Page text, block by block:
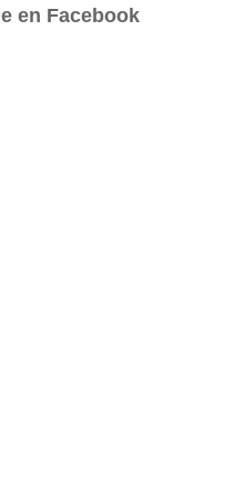
en Facebook